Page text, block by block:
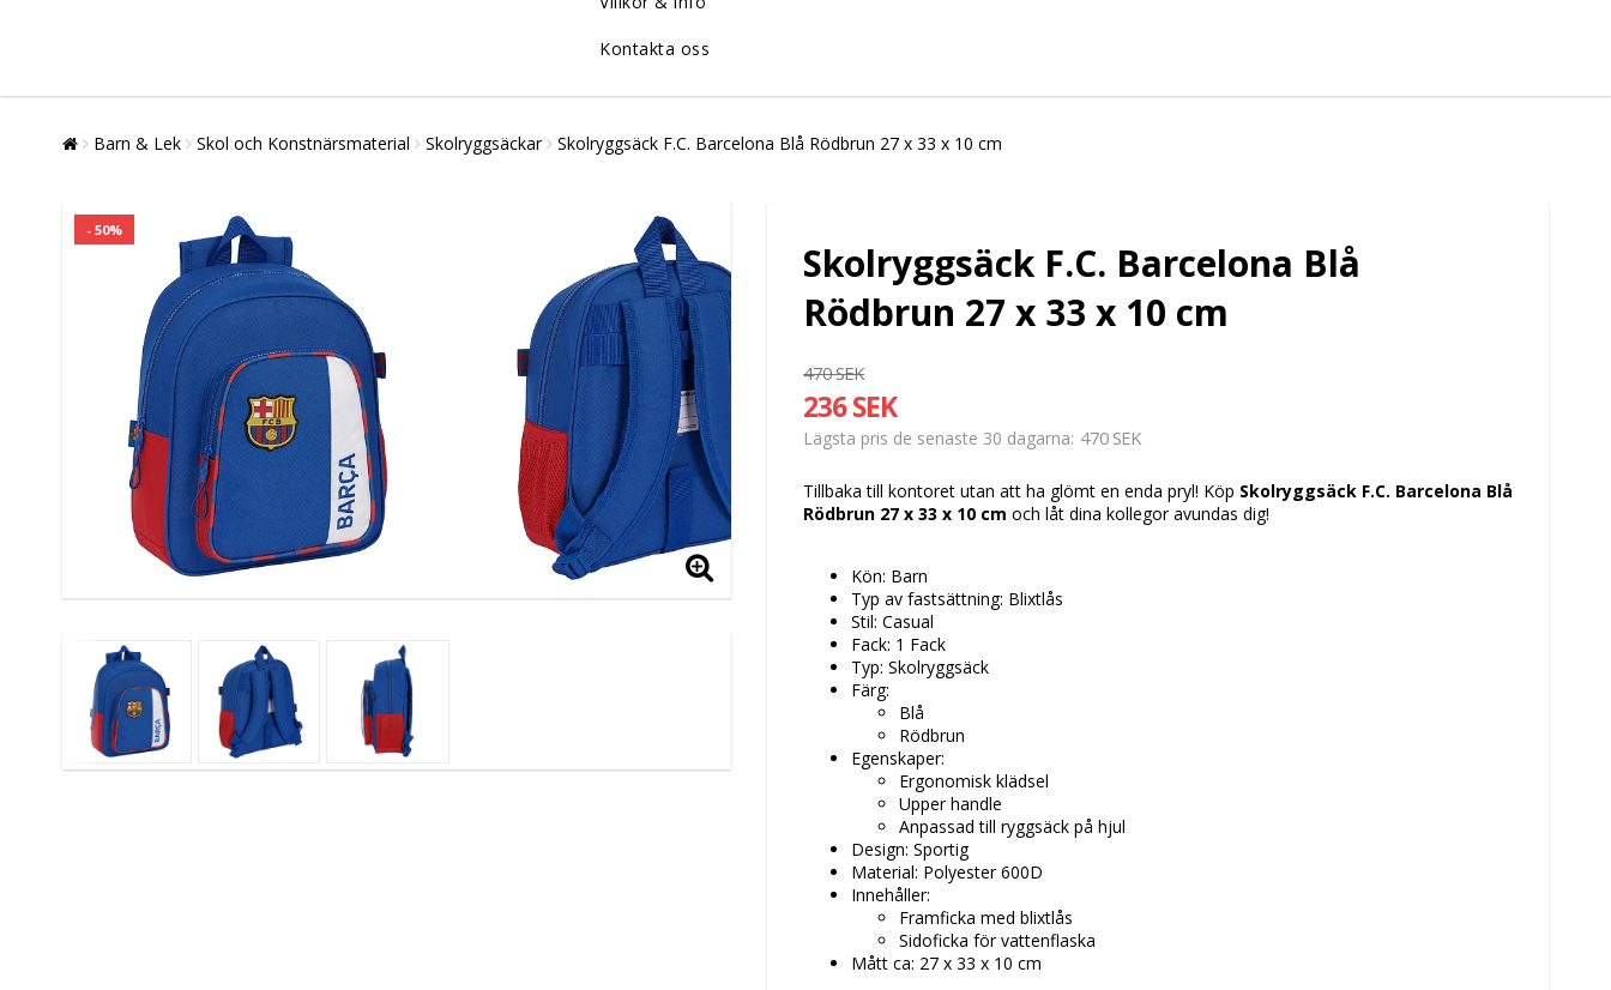
Kontakta oss
Barn & Lek Skol och Konstnärsmaterial Skolryggsäckar Skolryggsäck F.C. Barcelona Blå Rödbrun 27 x 33 x 10 cm
- 50%
Skolryggsäck F.C. Barcelona Blå
Rödbrun 27 x 33 x 10 cm
470 SEK
236 SEK
Lägsta pris de senaste 30 dagarna 470 SEK
Tillbaka till kontoret utan att ha glömt en enda pryl! Köp Skolryggsäck F.C. Barcelona Blå
Rödbrun 27 x 33 x 10 cm och låt dina kollegor avundas dig!
Kön: Barn
Typ av fastsättning: Blixtlås
Stil: Casual
Fack: 1 Fack
Typ: Skolryggsäck
Färg:
Blå
Rödbrun
Egenskaper:
Ergonomisk klädsel
Upper handle
Anpassad till ryggsäck på hjul
Design: Sportig
Material: Polyester 600D
Innehåller:
Framficka med blixtlås
Sidoficka för vattenflaska
Mått ca: 27 x 33 x 10 cm